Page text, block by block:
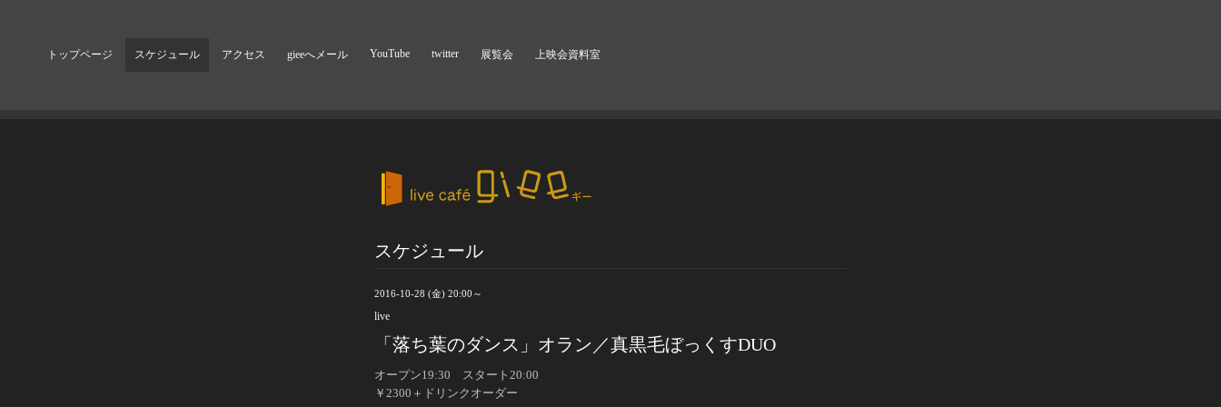
トップページ スケジュール アクセス gieeへメール YouTube twitter 展覧会 上映会資料室
スケジュール
2016-10-28 (金) 20:00～
live
「落ち葉のダンス」オラン／真黒毛ぼっくすDUO
オープン19:30 スタート20:00
￥2300＋ドリンクオーダー